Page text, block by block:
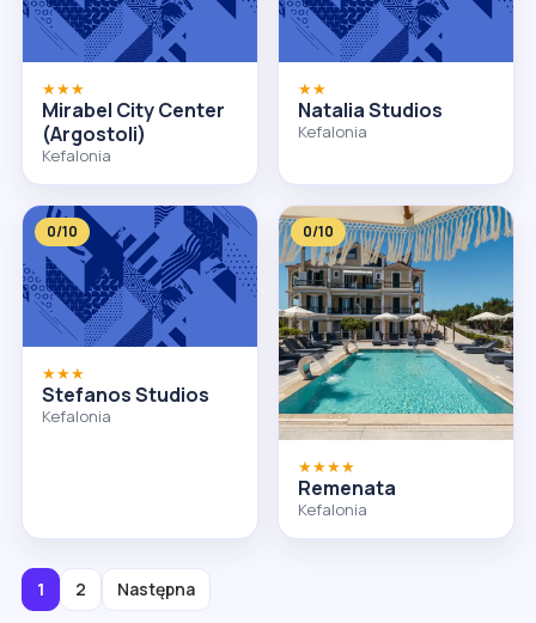
★★★
Mirabel City Center
(Argostoli)
Kefalonia
★★
Natalia Studios
Kefalonia
0/10
★★★
Stefanos Studios
Kefalonia
0/10
★★★★
Remenata
Kefalonia
1 2 Następna